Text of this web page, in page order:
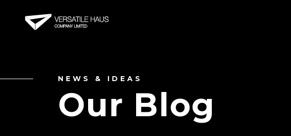
NEWS & IDEAS
Our Blog